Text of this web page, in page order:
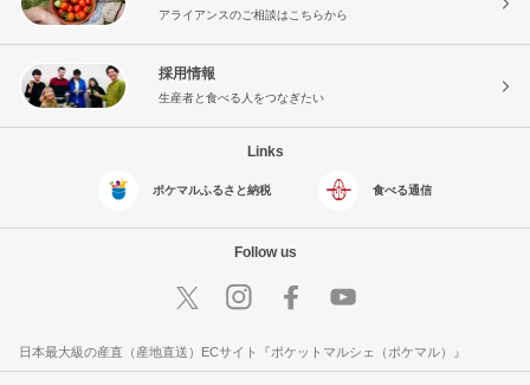
アライアンスのご相談はこちらから
採用情報
生産者と食べる人をつなぎたい
Links
ポケマルふるさと納税 食べる通信
Follow us
日本最大級の産直（産地直送）ECサイト『ポケットマルシェ（ポケマル）』